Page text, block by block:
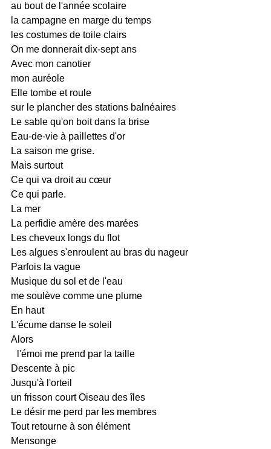
au bout de l'année scolaire
la campagne en marge du temps
les costumes de toile clairs
On me donnerait dix-sept ans
Avec mon canotier
mon auréole
Elle tombe et roule
sur le plancher des stations balnéaires
Le sable qu'on boit dans la brise
Eau-de-vie à paillettes d'or
La saison me grise.
Mais surtout
Ce qui va droit au cœur
Ce qui parle.
La mer
La perfidie amère des marées
Les cheveux longs du flot
Les algues s'enroulent au bras du nageur
Parfois la vague
Musique du sol et de l'eau
me soulève comme une plume
En haut
L'écume danse le soleil
Alors
l'émoi me prend par la taille
Descente à pic
Jusqu'à l'orteil
un frisson court Oiseau des îles
Le désir me perd par les membres
Tout retourne à son élément
Mensonge